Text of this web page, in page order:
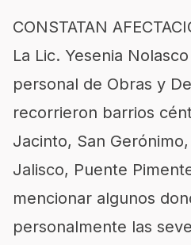
CONSTATAN
La Lic. Yesenia
personal de Obras y
recorrieron barrios
Jacinto, San
Jalisco, Puente
mencionar algunos
personalmente las